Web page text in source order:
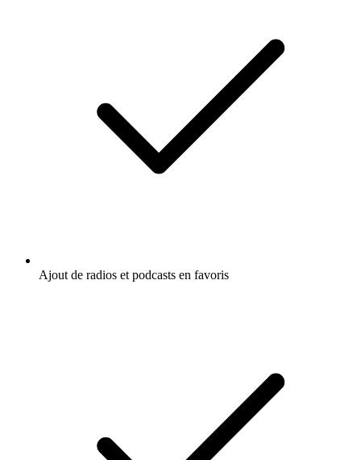
Ajout de radios et podcasts en favoris